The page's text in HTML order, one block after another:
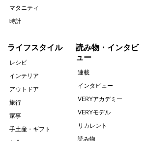
マタニティ
時計
ライフスタイル
レシピ
インテリア
アウトドア
旅行
家事
手土産・ギフト
読み物・インタビ
ュー
連載
インタビュー
VERYアカデミー
VERYモデル
リカレント
読み物